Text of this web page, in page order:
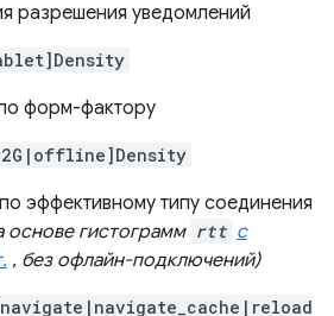
разрешения уведомлений
форм-фактору
эффективному типу соединения
основе гистограмм rtt с
, без офлайн-подключений)